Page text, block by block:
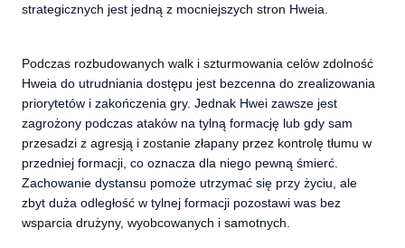
strategicznych jest jedną z mocniejszych stron Hweia.
Podczas rozbudowanych walk i szturmowania celów zdolność
Hweia do utrudniania dostępu jest bezcenna do zrealizowania
priorytetów i zakończenia gry. Jednak Hwei zawsze jest
zagrożony podczas ataków na tylną formację lub gdy sam
przesadzi z agresją i zostanie złapany przez kontrolę tłumu w
przedniej formacji, co oznacza dla niego pewną śmierć.
Zachowanie dystansu pomoże utrzymać się przy życiu, ale
zbyt duża odległość w tylnej formacji pozostawi was bez
wsparcia drużyny, wyobcowanych i samotnych.